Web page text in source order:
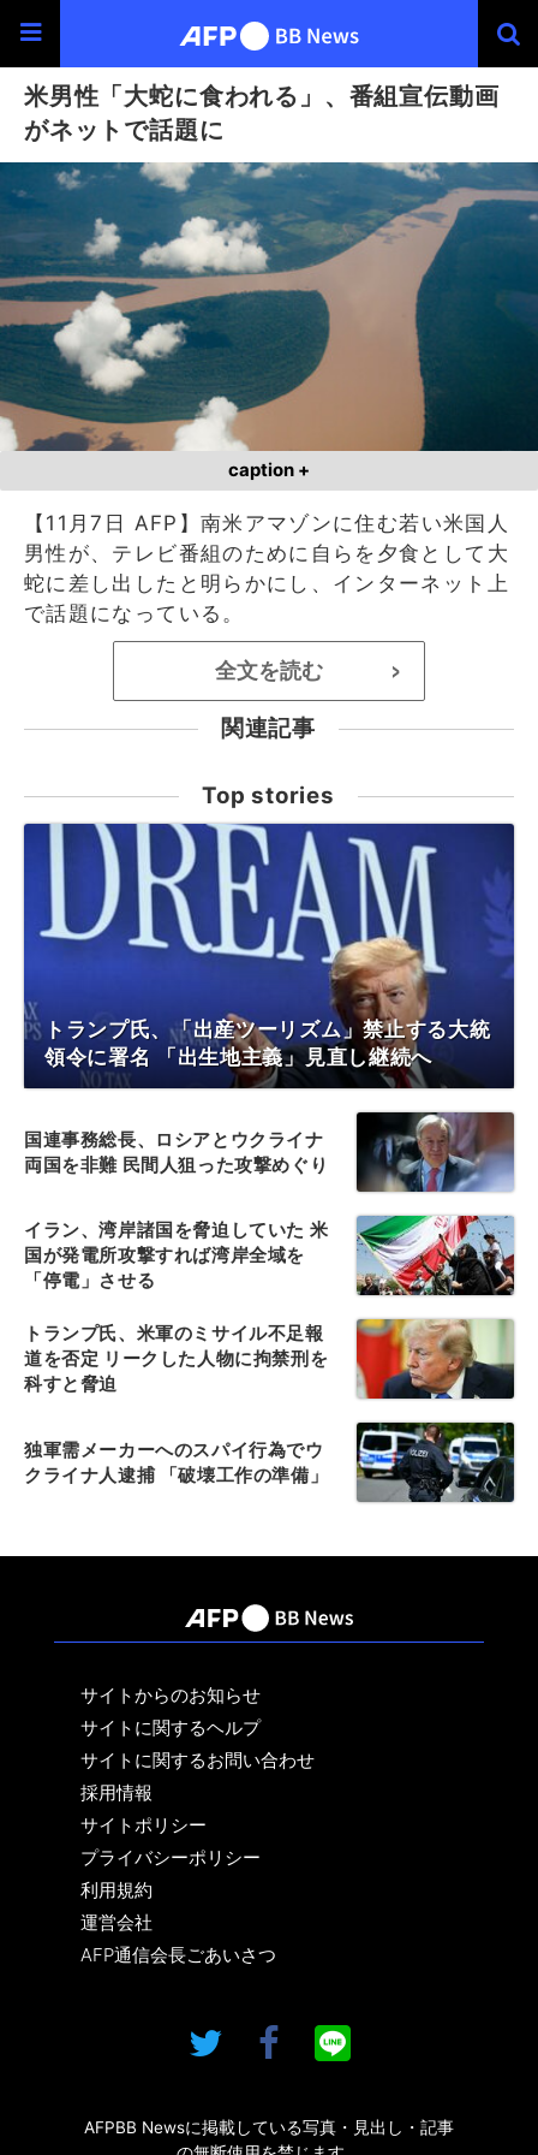
米男性「大蛇に食われる」、番組宣伝動画
がネットで話題に
caption +
【11月7日 AFP】南米アマゾンに住む若い米国人
男性が、テレビ番組のために自らを夕食として大
蛇に差し出したと明らかにし、インターネット上
で話題になっている。
全文を読む >
関連記事
Top stories
トランプ氏、「出産ツーリズム」禁止する大統
領令に署名 「出生地主義」見直し継続へ
国連事務総長、ロシアとウクライナ
両国を非難 民間人狙った攻撃めぐり
イラン、湾岸諸国を脅迫していた 米
国が発電所攻撃すれば湾岸全域を
「停電」させる
トランプ氏、米軍のミサイル不足報
道を否定 リークした人物に拘禁刑を
科すと脅迫
独軍需メーカーへのスパイ行為でウ
クライナ人逮捕 「破壊工作の準備」
サイトからのお知らせ
サイトに関するヘルプ
サイトに関するお問い合わせ
採用情報
サイトポリシー
プライバシーポリシー
利用規約
運営会社
AFP通信会長ごあいさつ
AFPBB Newsに掲載している写真・見出し・記事